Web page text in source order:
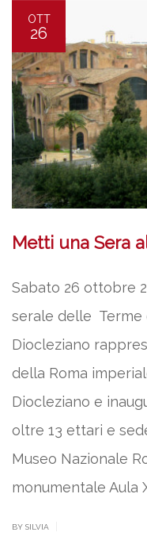
OTT
26
Metti una Sera
Sabato 26 ottobre
serale delle Terme
Diocleziano
della Roma
Diocleziano e
oltre 13 ettari e
Museo Nazionale
monumentale Aula
BY SILVIA